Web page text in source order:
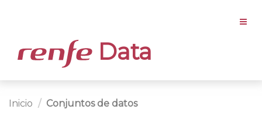
Data
Inicio Conjuntos de datos